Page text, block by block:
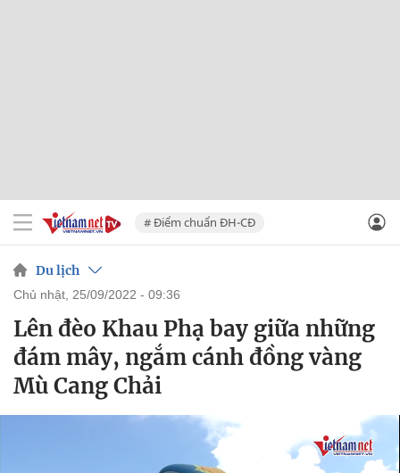
# Điểm chuẩn ĐH-CĐ
Du lịch
chủ nhật, 25/09/2022 - 09:36
Lên đèo Khau Phạ bay giữa những
đám mây, ngắm cánh đồng vàng
Mù Cang Chải